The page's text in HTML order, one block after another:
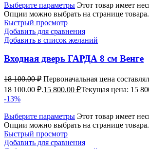
Выберите параметры Этот товар имеет
Опции можно выбрать на странице товара.
Быстрый просмотр
Добавить для сравнения
Добавить в список желаний
Входная дверь ГАРДА 8 см Венге
18 100.00₽ Первоначальная цена
18 100.00 ₽.15 800.00 ₽Текущая цена: 15
-13%
Выберите параметры Этот товар имеет
Опции можно выбрать на странице товара.
Быстрый просмотр
Добавить для сравнения